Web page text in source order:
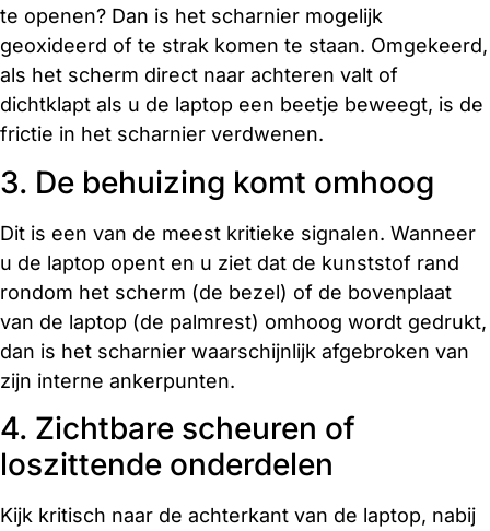
te openen? Dan is het scharnier mogelijk
geoxideerd of te strak komen te staan. Omgekeerd,
als het scherm direct naar achteren valt of
dichtklapt als u de laptop een beetje beweegt, is de
frictie in het scharnier verdwenen.
3. De behuizing komt omhoog
Dit is een van de meest kritieke signalen. Wanneer
u de laptop opent en u ziet dat de kunststof rand
rondom het scherm (de bezel) of de bovenplaat
van de laptop (de palmrest) omhoog wordt gedrukt,
dan is het scharnier waarschijnlijk afgebroken van
zijn interne ankerpunten.
4. Zichtbare scheuren of
loszittende onderdelen
Kijk kritisch naar de achterkant van de laptop, nabij